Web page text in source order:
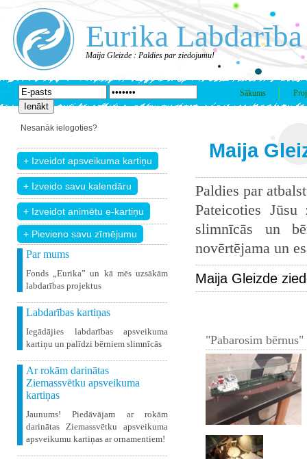
Eurika Labdarība
Maija Gleizde : Paldies par ziedojumu!
Sākums
Nesanāk ielogoties?
+ Pievieno savu zīmējumu
Par mums
Fonds „Eurika” un kā mēs uzsākām
labdarības projektus
Labdarības kartiņas
Iegādājies labdarības apsveikuma
kartiņu un palīdzi bērniem slimnīcās
Ar rokām darinātas
Ziemassvētku apsveikuma
kartiņas
Jaunums! Piedāvājam ar rokām
darinātas Ziemassvētku apsveikuma
apsveikumu kartiņas ar ornamentiem!
Maija
Paldies par
Pateicoties
slimnīcās un
novērtējama un
Maija Gleizde
"Pabarosim